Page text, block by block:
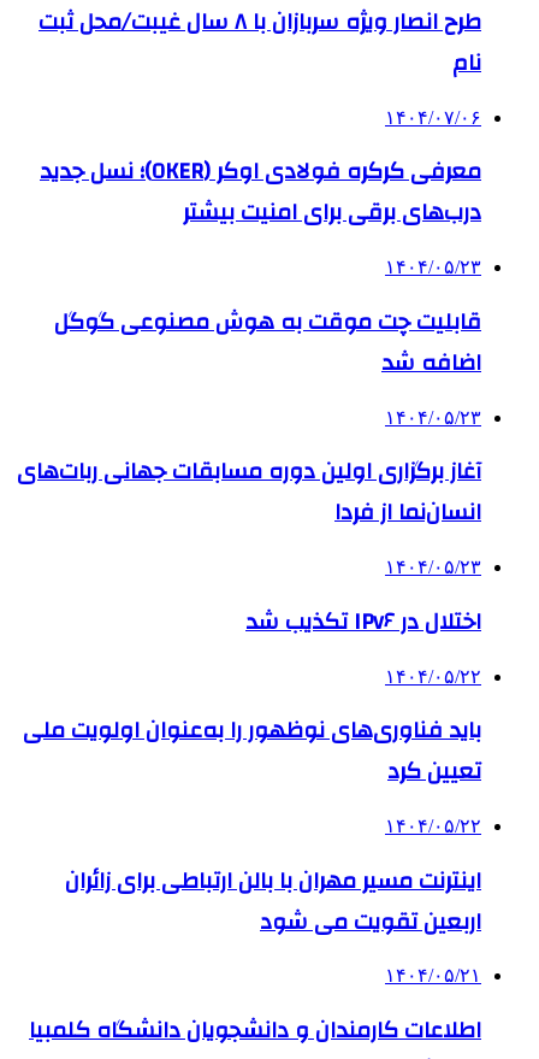
طرح انصار ویژه سربازان با ۸ سال غیبت/محل ثبت
نام
۱۴۰۴/۰۷/۰۶
معرفی کرکره فولادی اوکر (OKER)؛ نسل جدید
درب‌های برقی برای امنیت بیشتر
۱۴۰۴/۰۵/۲۳
قابلیت چت موقت به هوش مصنوعی گوگل
اضافه شد
۱۴۰۴/۰۵/۲۳
آغاز برگزاری اولین دوره مسابقات جهانی ربات‌های
انسان‌نما از فردا
۱۴۰۴/۰۵/۲۳
اختلال در IPv۶ تکذیب شد
۱۴۰۴/۰۵/۲۲
باید فناوری‌های نوظهور را به‌عنوان اولویت ملی
تعیین کرد
۱۴۰۴/۰۵/۲۲
اینترنت مسیر مهران با بالن ارتباطی برای زائران
اربعین تقویت می شود
۱۴۰۴/۰۵/۲۱
اطلاعات کارمندان و دانشجویان دانشگاه کلمبیا